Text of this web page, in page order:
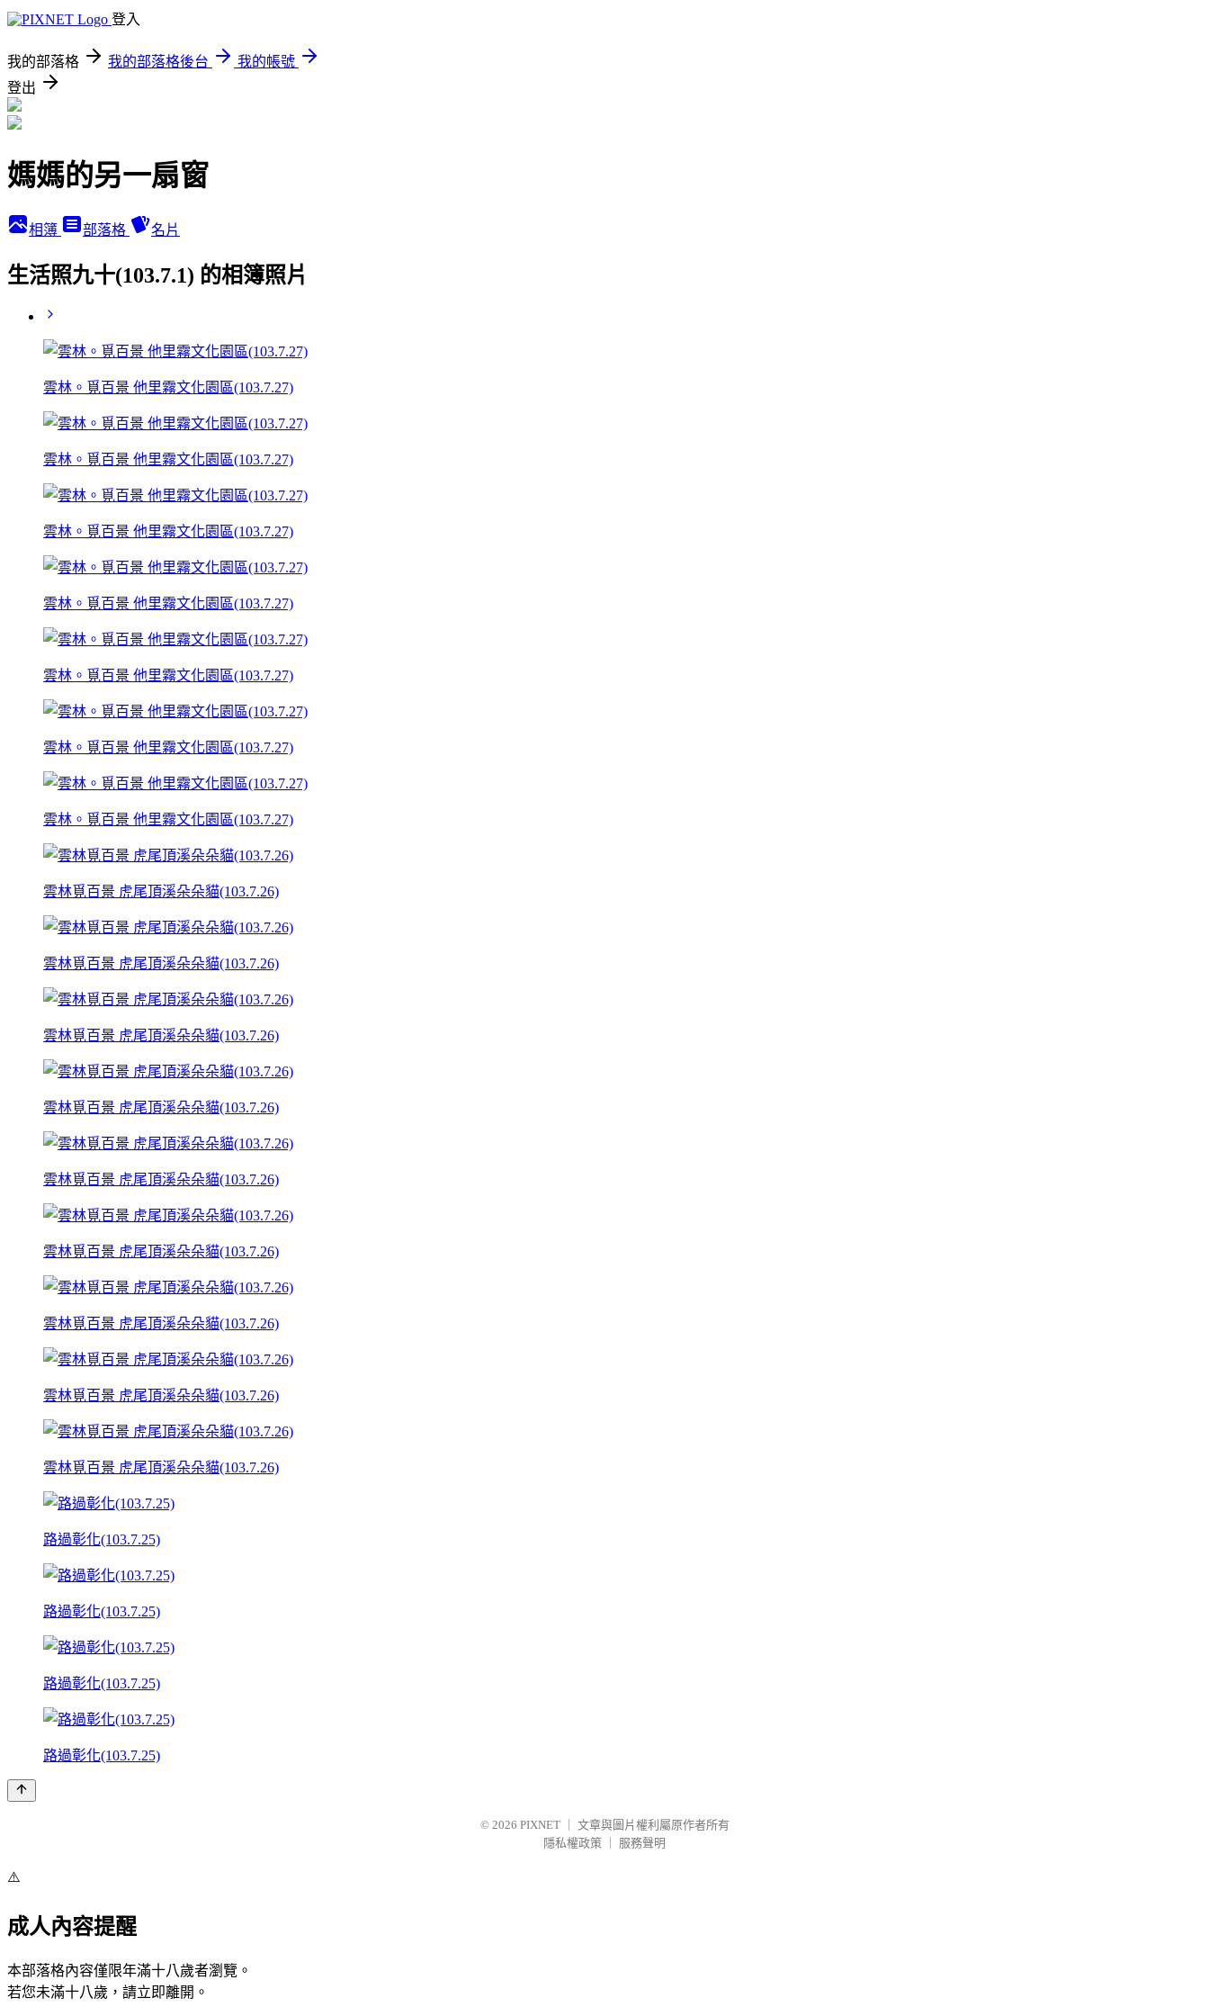
登入
我的部落格 我的部落格後台
我的帳號
登出
媽媽的另一扇窗
相簿 部落格 名片
生活照九十(103.7.1) 的相簿照片
雲林。覓百景 他里霧文化園區(103.7.27)
雲林。覓百景 他里霧文化園區(103.7.27)
雲林。覓百景 他里霧文化園區(103.7.27)
雲林。覓百景 他里霧文化園區(103.7.27)
雲林。覓百景 他里霧文化園區(103.7.27)
雲林。覓百景 他里霧文化園區(103.7.27)
雲林。覓百景 他里霧文化園區(103.7.27)
雲林覓百景 虎尾頂溪朵朵貓(103.7.26)
雲林覓百景 虎尾頂溪朵朵貓(103.7.26)
雲林覓百景 虎尾頂溪朵朵貓(103.7.26)
雲林覓百景 虎尾頂溪朵朵貓(103.7.26)
雲林覓百景 虎尾頂溪朵朵貓(103.7.26)
雲林覓百景 虎尾頂溪朵朵貓(103.7.26)
雲林覓百景 虎尾頂溪朵朵貓(103.7.26)
雲林覓百景 虎尾頂溪朵朵貓(103.7.26)
雲林覓百景 虎尾頂溪朵朵貓(103.7.26)
路過彰化(103.7.25)
路過彰化(103.7.25)
路過彰化(103.7.25)
路過彰化(103.7.25)
© 2026 PIXNET
文章與圖片權利屬原作者所有
隱私權政策
服務聲明
⚠️
成人內容提醒
本部落格內容僅限年滿十八歲者瀏覽。
若您未滿十八歲，請立即離開。